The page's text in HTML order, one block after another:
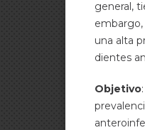
general,
embargo,
una alta
dientes
Objetivo